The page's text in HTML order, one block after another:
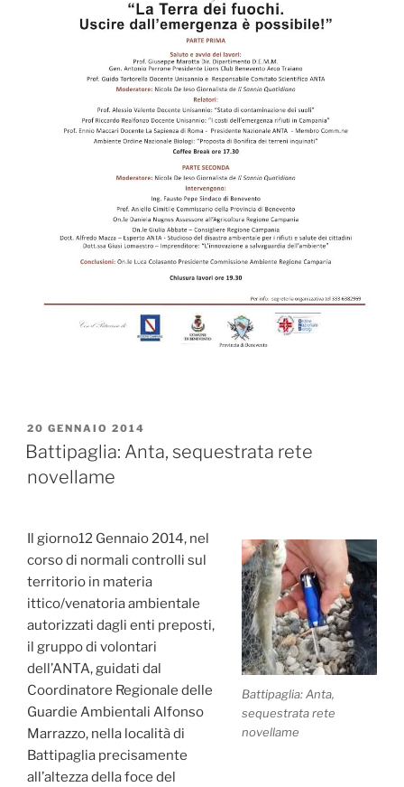
PUBBLICATO
IL
20 GENNAIO 2014
Battipaglia: Anta, sequestrata rete
novellame
Battipaglia: Anta,
sequestrata rete
novellame
Il giorno12 Gennaio 2014, nel
corso di normali controlli sul
territorio in materia
ittico/venatoria ambientale
autorizzati dagli enti preposti,
il gruppo di volontari
dell’ANTA, guidati dal
Coordinatore Regionale delle
Guardie Ambientali Alfonso
Marrazzo, nella località di
Battipaglia precisamente
all’altezza della foce del